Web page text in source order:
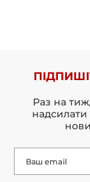
Раз на
надсилати